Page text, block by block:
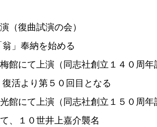
復曲試演の会）
」奉納を始める
にて上演（同志社創立１４０周年
活より第５０回目となる
にて上演（同志社創立１５０周年
、１０世井上嘉介襲名